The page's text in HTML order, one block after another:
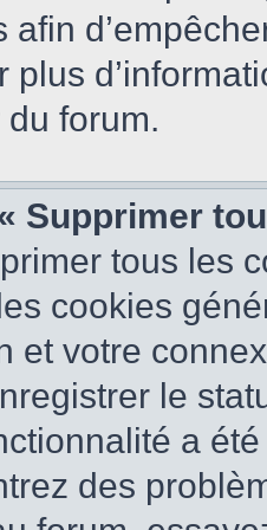
afin
plus
forum.
Supprimer
tous les
cookies
et votre
le
a
des